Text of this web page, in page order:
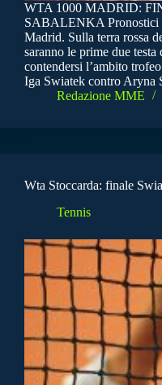
WTA 1000 MADRID:
SABALENKA Pronostici
Madrid. Sulla terra rossa
saranno le prime due testa
contendersi l’ambito
Iga Swiatek contro Aryna
Redazione MME
Wta Stoccarda: finale
Tennis